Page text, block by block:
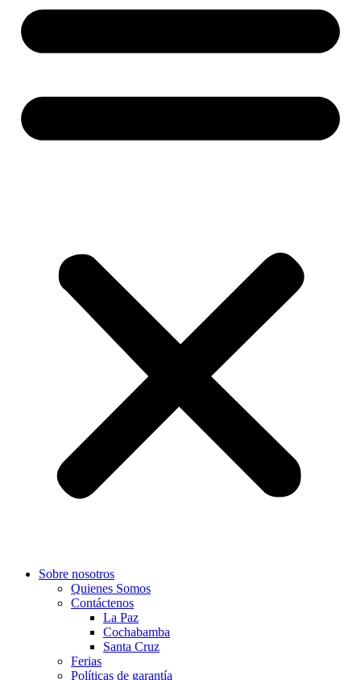
Sobre nosotros
Quienes Somos
Contáctenos
La Paz
Cochabamba
Santa Cruz
Ferias
Políticas de garantía